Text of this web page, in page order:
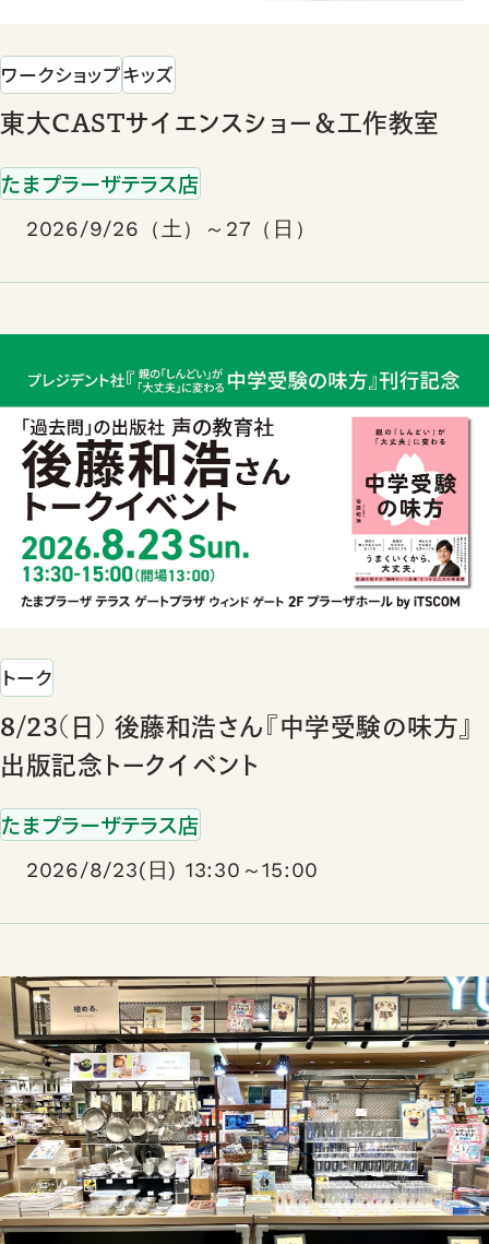
ワークショップキッズ
東大CASTサイエンスショー＆工作教室
たまプラーザテラス店
2026/9/26（土）～27（日）
トーク
8/23(日) 後藤和浩さん『中学受験の味方』
出版記念トークイベント
たまプラーザテラス店
2026/8/23(日) 13:30～15:00